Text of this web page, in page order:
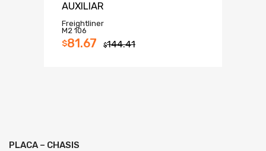
AUXILIAR
Freightliner
M2 106
$144.41
$81.67
PLACA – CHASIS